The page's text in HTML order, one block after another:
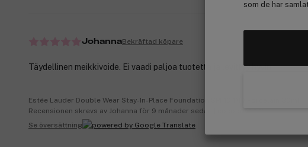
som de har
JohannaBekräftad köpare
Täydellinen meikkivoide. Ei vaadi paljoa tuotetta ja levittyy hyvin.
Estée Lauder Double Wear Stay-In-Place Foundation SPF10 1N0 Porcelain 30ml
Recensionen skrevs av Johanna för 9 månader sedan | cocopanda.fi
Se översättning